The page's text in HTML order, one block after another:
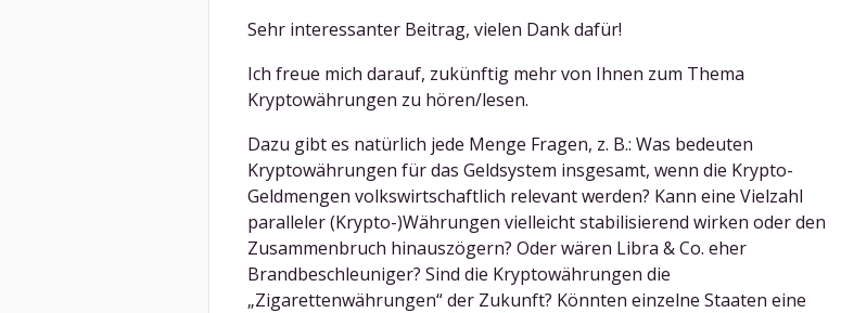
Sehr interessanter Beitrag, vielen Dank dafür!
Ich freue mich darauf, zukünftig mehr von Ihnen zum Thema
Kryptowährungen zu hören/lesen.
Dazu gibt es natürlich jede Menge Fragen, z. B.: Was bedeuten
Kryptowährungen für das Geldsystem insgesamt, wenn die Krypto-
Geldmengen volkswirtschaftlich relevant werden? Kann eine Vielzahl
paralleler (Krypto-)Währungen vielleicht stabilisierend wirken oder den
Zusammenbruch hinauszögern? Oder wären Libra & Co. eher
Brandbeschleuniger? Sind die Kryptowährungen die
„Zigarettenwährungen“ der Zukunft? Könnten einzelne Staaten eine